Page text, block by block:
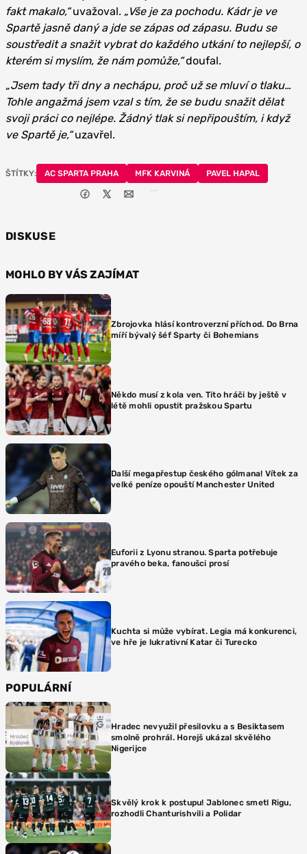
fakt makalo,“uvažoval. „Vše je za pochodu. Kádr je ve
Spartě jasně daný a jde se zápas od zápasu. Budu se
soustředit a snažit vybrat do každého utkání to nejlepší, o
kterém si myslím, že nám pomůže,“doufal.
„Jsem tady tři dny a nechápu, proč už se mluví o tlaku…
Tohle angažmá jsem vzal s tím, že se budu snažit dělat
svoji práci co nejlépe. Žádný tlak si nepřipouštím, i když
ve Spartě je,“uzavřel.
ŠTÍTKY: AC SPARTA PRAHA MFK KARVINÁ PAVEL HAPAL
DISKUSE
MOHLO BY VÁS ZAJÍMAT
Zbrojovka hlásí kontroverzní příchod. Do Brna
míří bývalý šéf Sparty či Bohemians
Někdo musí z kola ven. Tito hráči by ještě v
létě mohli opustit pražskou Spartu
Další megapřestup českého gólmana! Vítek za
velké peníze opouští Manchester United
Euforii z Lyonu stranou. Sparta potřebuje
pravého beka, fanoušci prosí
Kuchta si může vybírat. Legia má konkurenci,
ve hře je lukrativní Katar či Turecko
POPULÁRNÍ
Hradec nevyužil přesilovku a s Besiktasem
smolně prohrál. Horejš ukázal skvělého
Nigerijce
Skvělý krok k postupu! Jablonec smetl Rigu,
rozhodli Chanturishvili a Polidar